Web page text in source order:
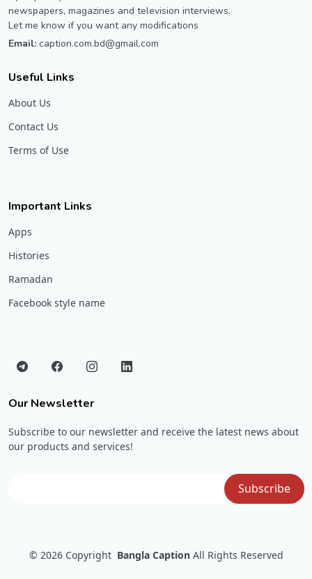
newspapers, magazines and television interviews.
Let me know if you want any modifications
Email: caption.com.bd@gmail.com
Useful Links
About Us
Contact Us
Terms of Use
Important Links
Apps
Histories
Ramadan
Facebook style name
Our Newsletter
Subscribe to our newsletter and receive the latest news about
our products and services!
© 2026 Copyright Bangla Caption All Rights Reserved